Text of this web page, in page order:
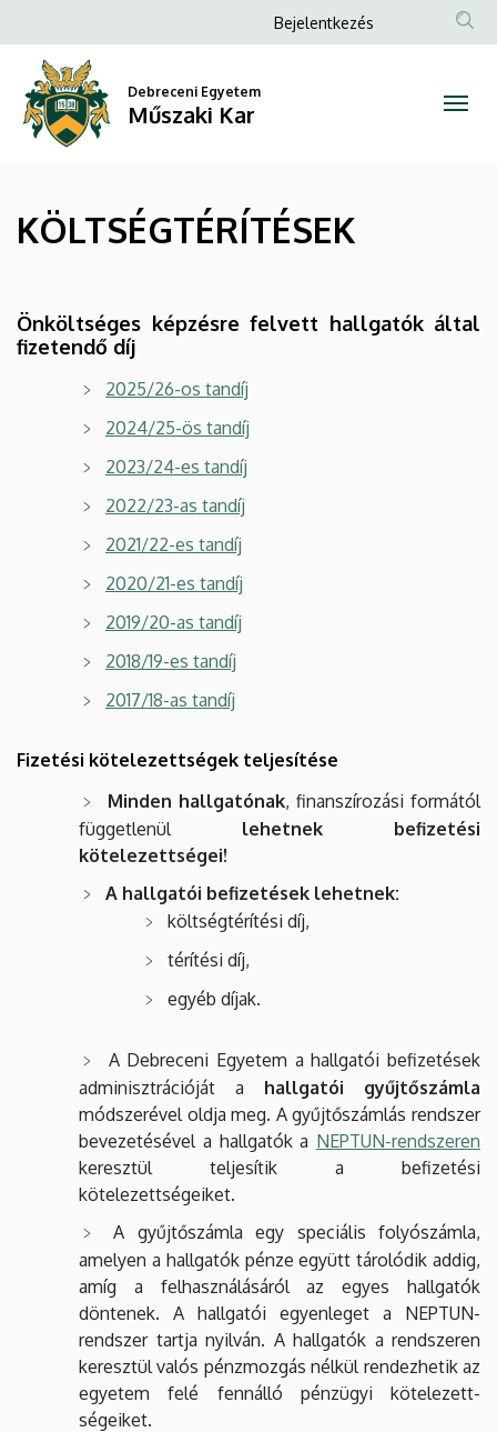
KÖLTSÉGTÉRÍTÉSEK
Műszaki
a
tartalomra
Anonim
Bejelentkezés
Debreceni Egyetem
Műszaki Kar
KÖLTSÉGTÉRÍTÉSEK
Önköltséges képzésre felvett hallgatók által
fizetendő díj
2025/26-os tandíj
2024/25-ös tandíj
2023/24-es tandíj
2022/23-as tandíj
2021/22-es tandíj
2020/21-es tandíj
2019/20-as tandíj
2018/19-es tandíj
2017/18-as tandíj
Fizetési kötelezettségek teljesítése
Minden hallgatónak, finanszírozási formától
függetlenül lehetnek befizetési
kötelezettségei!
A hallgatói befizetések lehetnek:
költségtérítési díj,
térítési díj,
egyéb díjak.
A Debreceni Egyetem a hallgatói befizetések
adminisztrációját a hallgatói gyűjtőszámla
módszerével old­ja meg. A gyűjtőszámlás rendszer
bevezetésével a hallgatók a NEPTUN-rendszeren
keresztül teljesítik a be­fi­ze­té­si
kötelezettségeiket.
A gyűjtőszámla egy speciális folyószámla,
amelyen a hallgatók pénze együtt tárolódik addig,
amíg a fel­hasz­nálásáról az egyes hallgatók
döntenek. A hallgatói egyenleget a NEPTUN-
rendszer tartja nyilván. A hall­ga­tók a rendszeren
keresztül valós pénzmozgás nélkül rendezhetik az
egyetem felé fennálló pénzügyi kö­te­le­zett­
ségeiket.